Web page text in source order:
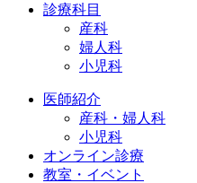
診療科目
産科
婦人科
小児科
医師紹介
産科・婦人科
小児科
オンライン診療
教室・イベント